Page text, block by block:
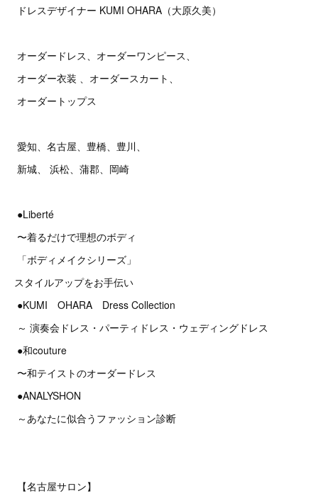
ドレスデザイナー KUMI OHARA（大原久美）
オーダードレス、オーダーワンピース、
オーダー衣装 、オーダースカート、
オーダートップス
愛知、名古屋、豊橋、豊川、
新城、 浜松、蒲郡、岡崎
●Liberté
〜着るだけで理想のボディ
「ボディメイクシリーズ」
スタイルアップをお手伝い
●KUMI OHARA Dress Collection
～ 演奏会ドレス・パーティドレス・ウェディングドレス
●和couture
〜和テイストのオーダードレス
●ANALYSHON
～あなたに似合うファッション診断
【名古屋サロン】